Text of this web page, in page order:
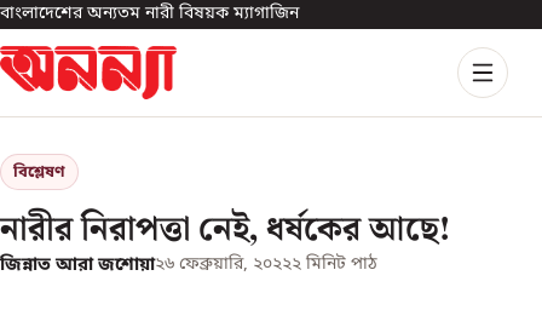
বাংলাদেশের অন্যতম নারী বিষয়ক ম্যাগাজিন
বিশ্লেষণ
নারীর নিরাপত্তা নেই, ধর্ষকের আছে!
জিন্নাত আরা জশোয়া২৬ ফেব্রুয়ারি, ২০২২২ মিনিট পাঠ